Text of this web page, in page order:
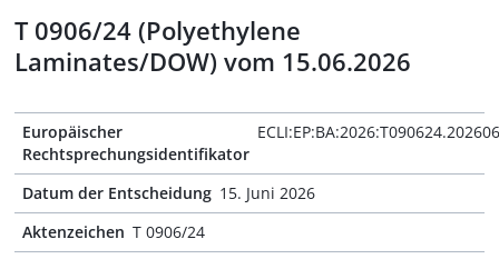
T 0906/24 (Polyethylene
Laminates/DOW) vom 15.06.2026
Europäischer
Rechtsprechungsidentifikator
Datum der Entscheidung 15. Juni 2026
Aktenzeichen T 0906/24